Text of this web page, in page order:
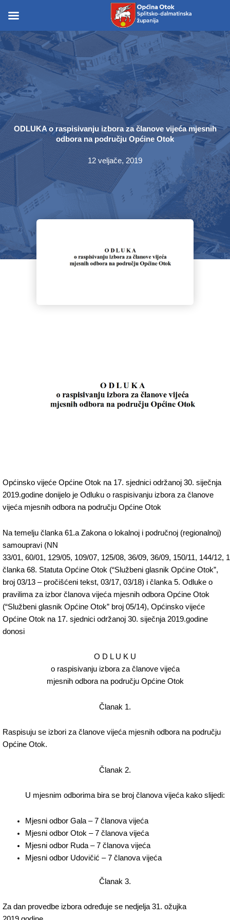
content
content
ODLUKA o raspisivanju izbora za članove vijeća mjesnih
odbora na području Općine Otok
12 veljače, 2019
Općinsko vijeće Općine Otok na 17. sjednici održanoj 30. siječnja
2019.godine donijelo je Odluku o raspisivanju izbora za članove
vijeća mjesnih odbora na području Općine Otok
Na temelju članka 61.a Zakona o lokalnoj i područnoj (regionalnoj)
samoupravi (NN
33/01, 60/01, 129/05, 109/07, 125/08, 36/09, 36/09, 150/11, 144/12,
članka 68. Statuta Općine Otok (“Službeni glasnik Općine Otok”,
broj 03/13 – pročišćeni tekst, 03/17, 03/18) i članka 5. Odluke o
pravilima za izbor članova vijeća mjesnih odbora Općine Otok
(“Službeni glasnik Općine Otok” broj 05/14), Općinsko vijeće
Općine Otok na 17. sjednici održanoj 30. siječnja 2019.godine
donosi
O D L U K U
o raspisivanju izbora za članove vijeća
mjesnih odbora na području Općine Otok
Članak 1.
Raspisuju se izbori za članove vijeća mjesnih odbora na području
Općine Otok.
Članak 2.
U mjesnim odborima bira se broj članova vijeća kako slijedi:
Mjesni odbor Gala – 7 članova vijeća
Mjesni odbor Otok – 7 članova vijeća
Mjesni odbor Ruda – 7 članova vijeća
Mjesni odbor Udovičić – 7 članova vijeća
Članak 3.
Za dan provedbe izbora određuje se nedjelja 31. ožujka